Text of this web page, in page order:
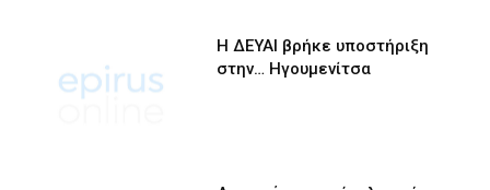
Η ΔΕΥΑΙ βρήκε υποστήριξη
στην… Ηγουμενίτσα